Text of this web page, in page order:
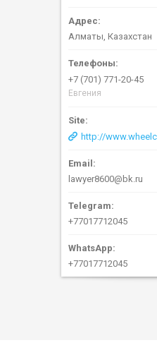
Алматы, Казахстан
+7 (701) 771-20-45
Евгения
http://
lawyer8600@bk.ru
+77017712045
+77017712045